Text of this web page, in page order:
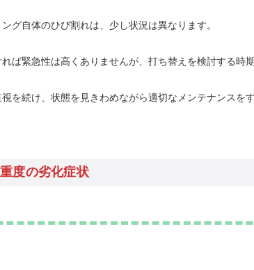
グ自体のひび割れは、少し状況は異なります。
ば緊急性は高くありませんが、打ち替えを検討する時
を続け、状態を見きわめながら適切なメンテナンスを
度の劣化症状